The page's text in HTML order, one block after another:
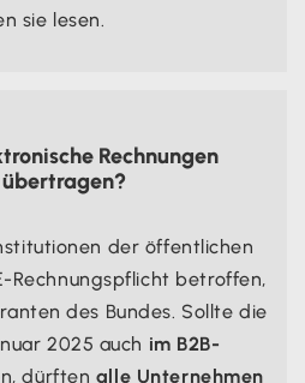
sie lesen.
Rechnungen
der öffentlichen
Rechnungspflicht betroffen,
des Bundes. Sollte die
2025 auch im B2B-
dürften alle Unternehmen